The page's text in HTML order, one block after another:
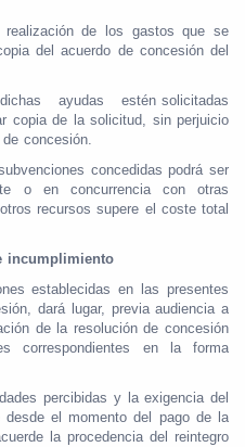
de los gastos que se
del acuerdo de concesión del
ayudas estén solicitadas
copia de la solicitud, sin perjuicio
concesión.
concedidas podrá ser
o en concurrencia con otras
recursos supere el coste total
incumplimiento
establecidas en las presentes
dará lugar, previa audiencia a
de la resolución de concesión
correspondientes en la forma
percibidas y la exigencia del
desde el momento del pago de la
la procedencia del reintegro